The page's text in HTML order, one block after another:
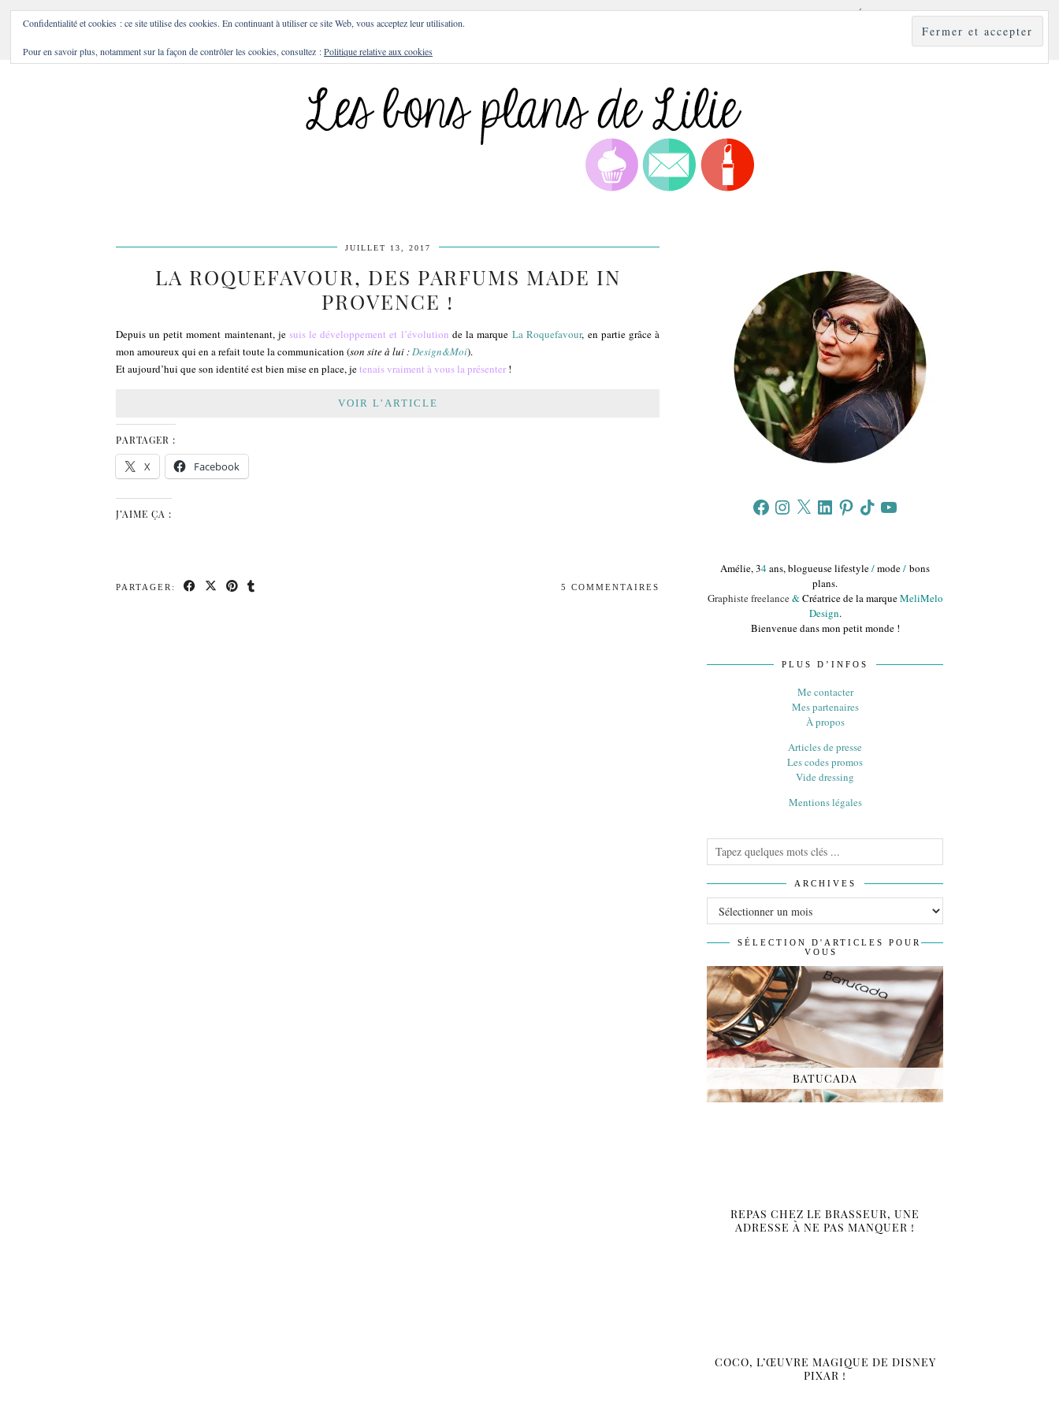
JUILLET 13, 2017
LA ROQUEFAVOUR, DES PARFUMS MADE IN
PROVENCE !
Depuis un petit moment maintenant, je suis le développement et l’évolution de la marqueLa Roquefavour, en partie grâce à
mon amoureux qui en a refait toute la communication (son site à lui :Design&Moi).
Et aujourd’hui que son identité est bien mise en place, jetenais vraiment à vous la présenter !
VOIR L’ARTICLE
PARTAGER :
X Facebook
J’AIME ÇA :
PARTAGER: 5 COMMENTAIRES
FacebookInstagram
X LinkedInPinterestTikTokYouTube
Amélie, 34ans, blogueuse lifestyle/mode/ bons
plans.
Graphiste freelance&Créatrice de la marqueMeliMelo
Design.
Bienvenue dans mon petit monde !
PLUS D’INFOS
Me contacter
Mes partenaires
À propos
Articles de presse
Les codes promos
Vide dressing
Mentions légales
ARCHIVES
SÉLECTION D'ARTICLES POUR
VOUS
BATUCADA
REPAS CHEZ LE BRASSEUR, UNE
ADRESSE À NE PAS MANQUER !
COCO, L’ŒUVRE MAGIQUE DE DISNEY
PIXAR !
Confidentialité et cookies : ce site utilise des cookies. En continuant à utiliser ce site Web, vous acceptez leur utilisation.
Pour en savoir plus, notamment sur la façon de contrôler les cookies, consultez :Politique relative aux cookies